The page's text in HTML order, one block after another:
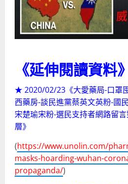
《延伸閱讀資料》
★ 2020/02/23《大愛藥局-口罩
西藥房-談民進黨蔡英文英粉-國
宋楚瑜宋粉-選民支持者網路留
層》
(https://www.unolin.com/
masks-hoarding-wuhan-
propaganda/)